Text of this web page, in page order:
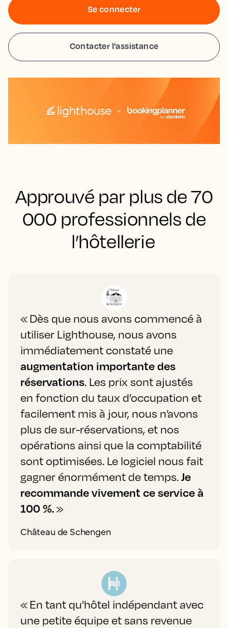
Se connecter
Contacter l'assistance
Approuvé par plus de 70
000 professionnels de
l’hôtellerie
« Dès que nous avons commencé à
utiliser Lighthouse, nous avons
immédiatement constaté une
augmentation importante des
réservations. Les prix sont ajustés
en fonction du taux d’occupation et
facilement mis à jour, nous n’avons
plus de sur-réservations, et nos
opérations ainsi que la comptabilité
sont optimisées. Le logiciel nous fait
gagner énormément de temps.Je
recommande vivement ce service à
100 %.»
Château de Schengen
« En tant qu'hôtel indépendant avec
une petite équipe et sans revenue